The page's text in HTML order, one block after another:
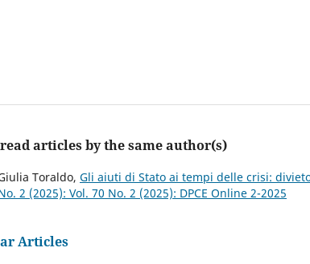
articles by the same author(s)
Toraldo, Gli aiuti di Stato ai tempi delle crisi:
2 (2025): Vol. 70 No. 2 (2025): DPCE Online 2-2025
Articles